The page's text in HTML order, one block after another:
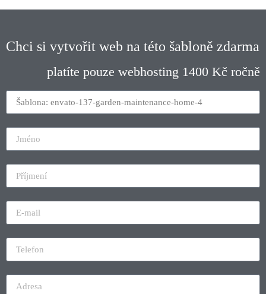
Chci si vytvořit web na této šabloně zdarma
platíte pouze webhosting 1400 Kč ročně